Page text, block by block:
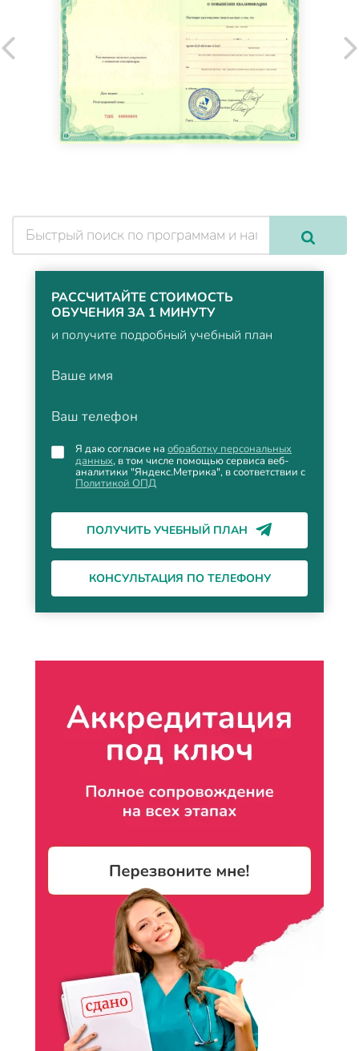
РАССЧИТАЙТЕ СТОИМОСТЬ
ОБУЧЕНИЯ ЗА 1 МИНУТУ
и получите подробный учебный план
Ваше имя
Ваш телефон
Я даю согласие на обработку персональных
данных, в том числе помощью сервиса веб-
аналитики "Яндекс.Метрика", в соответствии с
Политикой ОПД
ПОЛУЧИТЬ УЧЕБНЫЙ ПЛАН
КОНСУЛЬТАЦИЯ ПО ТЕЛЕФОНУ